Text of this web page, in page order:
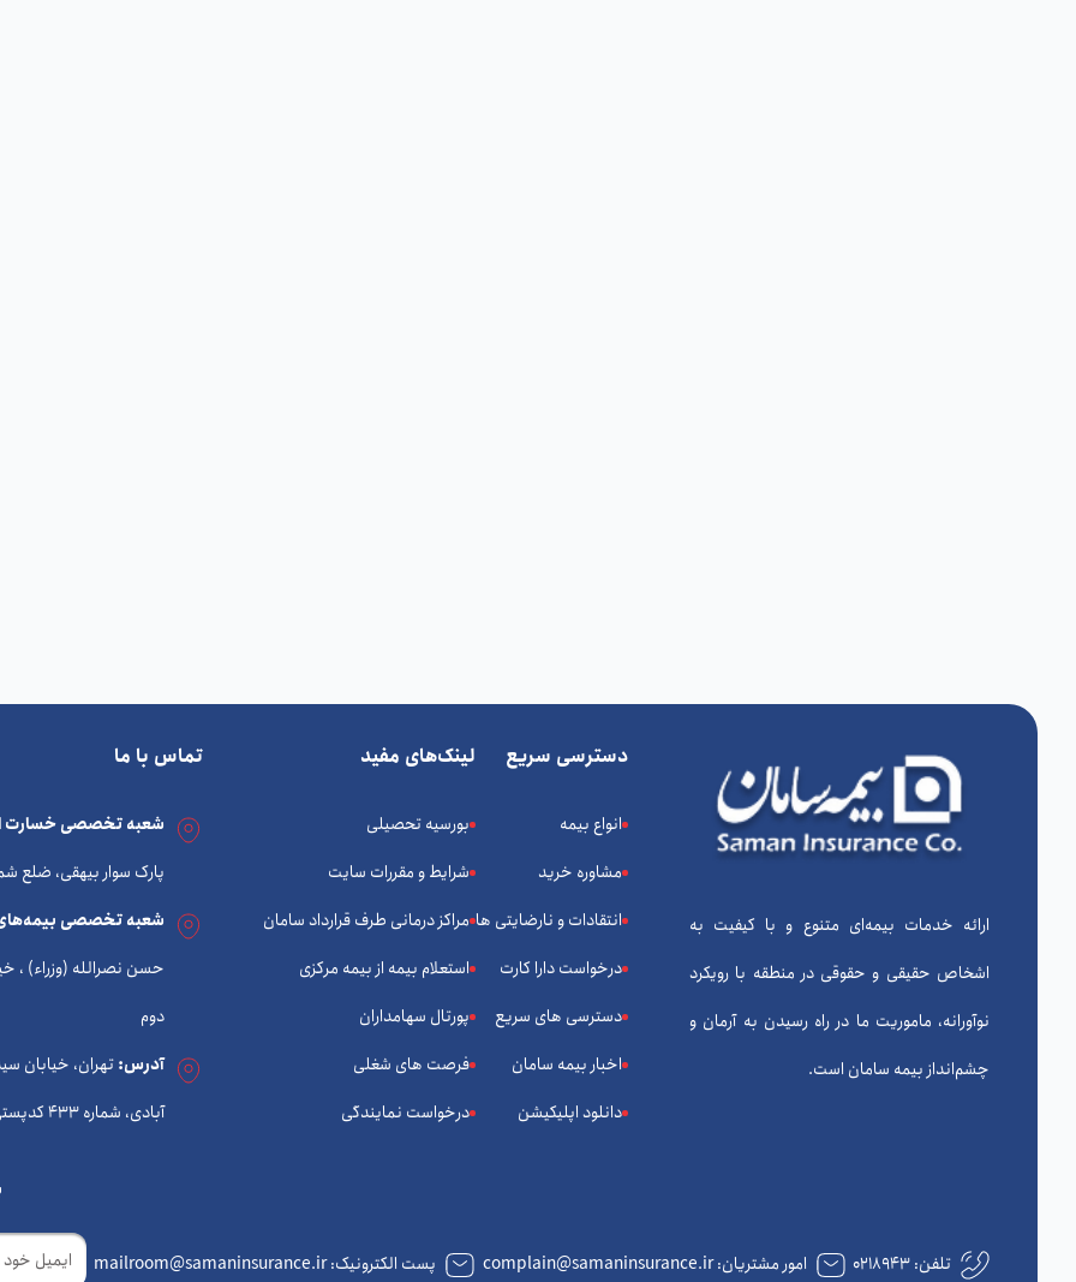
ارائه خدمات بیمه‌ای متنوع و با کیفیت به
اشخاص حقیقی و حقوقی در منطقه با رویکرد
نوآورانه، ماموریت ما در راه رسیدن به آرمان و
چشم‌انداز بیمه سامان است.
دسترسی سریع
انواع بیمه
مشاوره خرید
انتقادات و نارضایتی ها
درخواست دارا کارت
دسترسی های سریع
اخبار بیمه سامان
دانلود اپلیکیشن
لینک‌های مفید
بورسیه تحصیلی
شرایط و مقررات سایت
مراکز درمانی طرف قرارداد سامان
استعلام بیمه از بیمه مرکزی
پورتال سهامداران
فرصت های شغلی
درخواست نمایندگی
تماس با ما
شعبه تخصصی خسارت
پارک سوار بیهقی، ضلع
شعبه تخصصی
دوم
آدرس:تهران، خیابان
آبادی، شماره 433 کدپستی: 1434933574
تلفن:۰۲۱۸۹۴۳ امور مشتریان: complain@samaninsurance.ir پست الکترونیک: mailroom@samaninsurance.ir ایمیل